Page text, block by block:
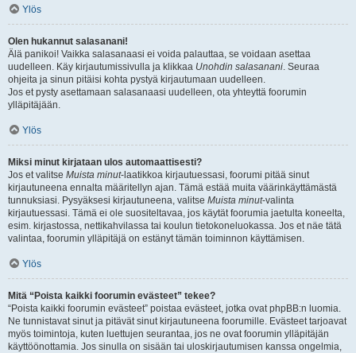
Ylös
Olen hukannut salasanani!
Älä panikoi! Vaikka salasanaasi ei voida palauttaa, se voidaan asettaa
uudelleen. Käy kirjautumissivulla ja klikkaa Unohdin salasanani. Seuraa
ohjeita ja sinun pitäisi kohta pystyä kirjautumaan uudelleen.
Jos et pysty asettamaan salasanaasi uudelleen, ota yhteyttä foorumin
ylläpitäjään.
Ylös
Miksi minut kirjataan ulos automaattisesti?
Jos et valitse Muista minut-laatikkoa kirjautuessasi, foorumi pitää sinut
kirjautuneena ennalta määritellyn ajan. Tämä estää muita väärinkäyttämästä
tunnuksiasi. Pysyäksesi kirjautuneena, valitse Muista minut-valinta
kirjautuessasi. Tämä ei ole suositeltavaa, jos käytät foorumia jaetulta koneelta,
esim. kirjastossa, nettikahvilassa tai koulun tietokoneluokassa. Jos et näe tätä
valintaa, foorumin ylläpitäjä on estänyt tämän toiminnon käyttämisen.
Ylös
Mitä “Poista kaikki foorumin evästeet” tekee?
“Poista kaikki foorumin evästeet” poistaa evästeet, jotka ovat phpBB:n luomia.
Ne tunnistavat sinut ja pitävät sinut kirjautuneena foorumille. Evästeet tarjoavat
myös toimintoja, kuten luettujen seurantaa, jos ne ovat foorumin ylläpitäjän
käyttöönottamia. Jos sinulla on sisään tai uloskirjautumisen kanssa ongelmia,